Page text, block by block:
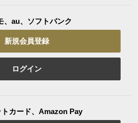
、au、ソフトバンク
新規会員登録
ログイン
トカード、Amazon Pay